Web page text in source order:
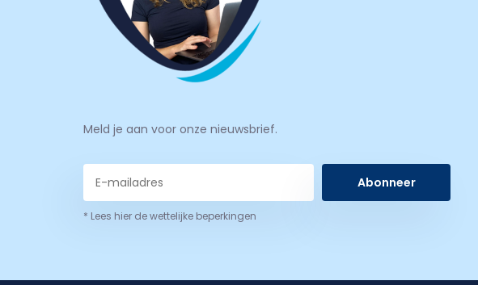
Meld je aan voor onze nieuwsbrief.
Abonneer
* Lees hier de wettelijke beperkingen